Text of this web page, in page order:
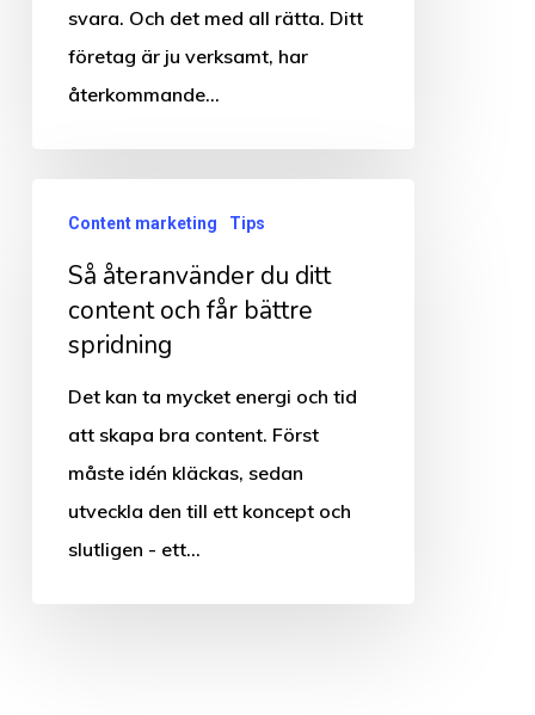
svara. Och det med all rätta. Ditt
företag är ju verksamt, har
återkommande…
återanvänder
content
spridning
Content marketing Tips
Så återanvänder du ditt
content och får bättre
spridning
Det kan ta mycket energi och tid
att skapa bra content. Först
måste idén kläckas, sedan
utveckla den till ett koncept och
slutligen - ett…